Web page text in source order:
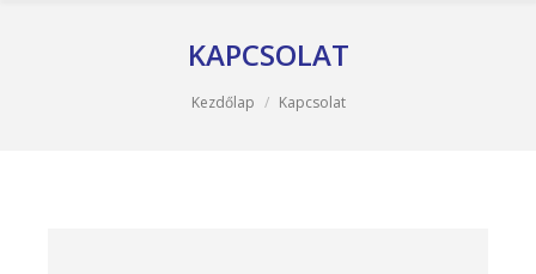
KAPCSOLAT
Kezdőlap Kapcsolat